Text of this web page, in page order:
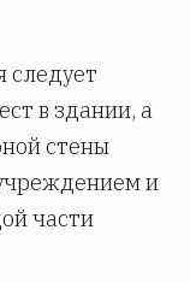
следует
в здании, а
стены
и
части